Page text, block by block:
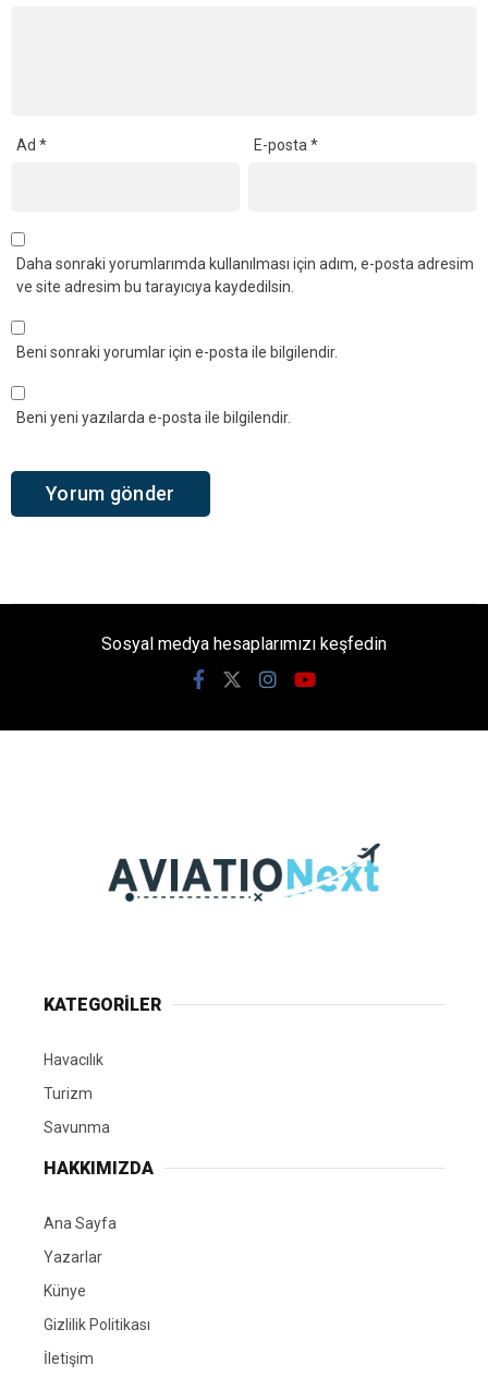
Ad * E-posta*
Daha sonraki yorumlarımda kullanılması için adım, e-posta adresim
ve site adresim bu tarayıcıya kaydedilsin.
Beni sonraki yorumlar için e-posta ile bilgilendir.
Beni yeni yazılarda e-posta ile bilgilendir.
Sosyal medya hesaplarımızı keşfedin
KATEGORİLER
Havacılık
Turizm
Savunma
HAKKIMIZDA
Ana Sayfa
Yazarlar
Künye
Gizlilik Politikası
İletişim